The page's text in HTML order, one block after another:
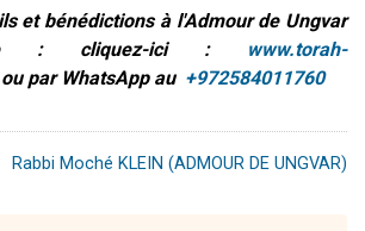
et bénédictions à l'Admour de Ungvar
: cliquez-ici :
www.torah-
par WhatsApp au +972584011760
Rabbi Moché KLEIN (ADMOUR DE UNGVAR)